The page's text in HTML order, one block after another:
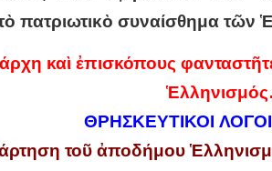
πατριωτικὸ συναίσθημα
καὶ ἐπισκόπους
ΘΡΗΣΚΕΥΤΙΚΟΙ
τοῦ ἀποδήμου